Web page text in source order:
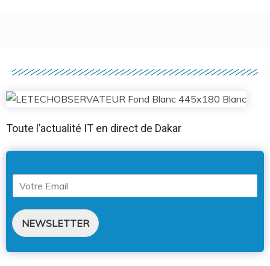
Toute l’actualité IT en direct de Dakar
NEWSLETTER